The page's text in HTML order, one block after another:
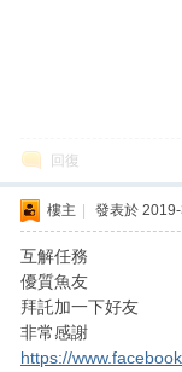
回復
樓主 發表於
互解任務
優質魚友
拜託加一下好友
非常感謝
https://